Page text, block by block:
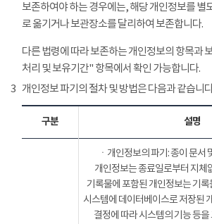
보존하여야 하는 경우에는, 해당 개인정보를 별
로 옮기거나 보관장소를 달리하여 보존합니다.
다른 법령에 따라 보존하는 개인정보의 항목과
처리 및 보유기간" 항목에서 확인 가능합니다.
3 개인정보 파기의 절차 및 방법은 다음과 같습니
구분 설명
ㆍ개인정보의 파기: 종이 문서
개인정보는 종료일로부터 지체
기록물에 포함된 개인정보는 기
시스템에 데이터베이스로 저장된
결정에 따라 시스템의 기능 등을